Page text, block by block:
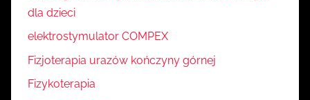
dla dzieci
elektrostymulator COMPEX
Fizjoterapia urazów kończyny górnej
Fizykoterapia